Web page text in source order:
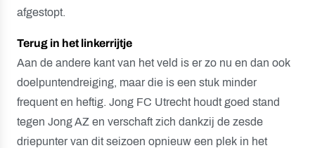
afgestopt.
Terug in het linkerrijtje
Aan de andere kant van het veld is er zo nu en dan ook
doelpuntendreiging, maar die is een stuk minder
frequent en heftig. Jong FC Utrecht houdt goed stand
tegen Jong AZ en verschaft zich dankzij de zesde
driepunter van dit seizoen opnieuw een plek in het